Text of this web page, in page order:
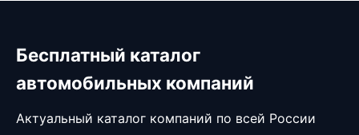
Бесплатный каталог
автомобильных компаний
Актуальный каталог компаний по всей России